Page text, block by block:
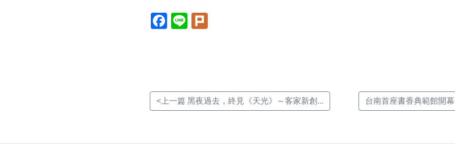
Facebook(另
開
Line(另
開
<上一篇 黑夜過去，終見《天光》～客家新創... 台南首座書香典範館開